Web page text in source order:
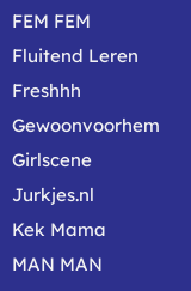
FEM FEM
Fluitend Leren
Freshhh
Gewoonvoorhem
Girlscene
Jurkjes.nl
Kek Mama
MAN MAN